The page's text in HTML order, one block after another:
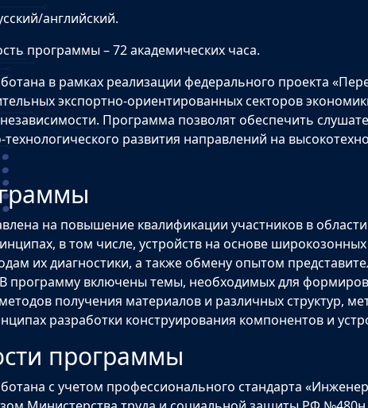
английский.
программы – 72 академических часа.
в рамках реализации федерального проекта
экспортно-ориентированных секторов
Программа позволят обеспечить
технологического развития направлений на
на повышение квалификации участников в
в том числе, устройств на основе
их диагностики, а также обмену опытом
программу включены темы, необходимых для
получения материалов и различных структур,
разработки конструирования компонентов и
программы
с учетом профессионального стандарта